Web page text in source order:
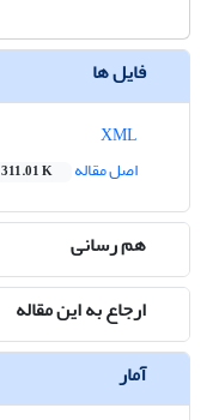
فایل ها
اصل مقاله
311.01 K
هم رسانی
ارجاع به این مقاله
آمار